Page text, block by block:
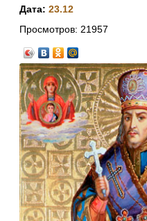
Дата: 23.12
Просмотров: 21957